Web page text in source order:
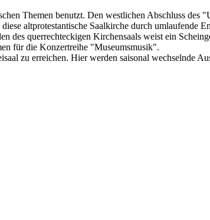
Themen benutzt. Den westlichen Abschluss des
altprotestantische Saalkirche durch umlaufende
des querrechteckigen Kirchensaals weist ein
für die Konzertreihe "Museumsmusik".
zu erreichen. Hier werden saisonal wechselnde